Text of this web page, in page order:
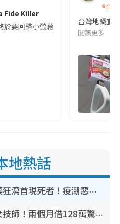
Fide Killer
於要回歸小螢幕啦!這次的劇本改編
台灣
台灣地鐵宣
閱讀更多
地熱話
奪命寄生蟲｜食生菜狂瀉首現死者！疫潮惡化錄1.8萬宗病例 揭洗菜3大謬誤
銀行高層戀上水療女技師！兩個月借128萬驚覺「沉船」沉落火海 揭背後疑似邪教操控賣淫